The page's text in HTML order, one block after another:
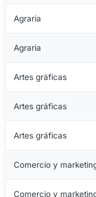
Agraria
Agraria
Artes gráficas
Artes gráficas
Artes gráficas
Comercio y
Comercio y